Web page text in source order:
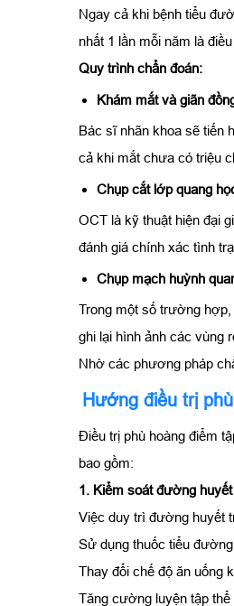
Ngay cả khi bệnh tiểu
nhất 1 lần mỗi năm là
Quy trình chẩn đoán:
Khám mắt và giãn
Bác sĩ nhãn khoa sẽ tiến
cả khi mắt chưa có triệu
Chụp cắt lớp quang
OCT là kỹ thuật hiện đại
đánh giá chính xác tình
Chụp mạch huỳnh
Trong một số trường
ghi lại hình ảnh các vùng
Nhờ các phương pháp
Hướng điều trị
Điều trị phù hoàng điểm
bao gồm:
1. Kiểm soát đường
Việc duy trì đường huyết
Sử dụng thuốc tiểu
Thay đổi chế độ ăn uống
Tăng cường luyện tập